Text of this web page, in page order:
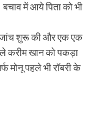
में आये पिता को भी
जांच शुरू की और एक एक
करीम खान को पकड़ा
मोनू पहले भी रॉबरी के